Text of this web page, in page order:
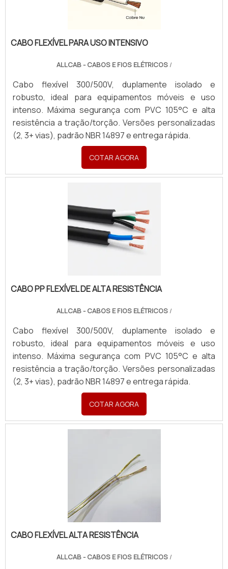
CABO FLEXÍVEL PARA USO INTENSIVO
ALLCAB - CABOS E FIOS ELÉTRICOS/
Cabo flexível 300/500V, duplamente isolado e
robusto, ideal para equipamentos móveis e uso
intenso. Máxima segurança com PVC 105°C e alta
resistência a tração/torção. Versões personalizadas
(2, 3+ vias), padrão NBR 14897 e entrega rápida.
COTAR AGORA
CABO PP FLEXÍVEL DE ALTA RESISTÊNCIA
ALLCAB - CABOS E FIOS ELÉTRICOS/
Cabo flexível 300/500V, duplamente isolado e
robusto, ideal para equipamentos móveis e uso
intenso. Máxima segurança com PVC 105°C e alta
resistência a tração/torção. Versões personalizadas
(2, 3+ vias), padrão NBR 14897 e entrega rápida.
COTAR AGORA
CABO FLEXÍVEL ALTA RESISTÊNCIA
ALLCAB - CABOS E FIOS ELÉTRICOS/